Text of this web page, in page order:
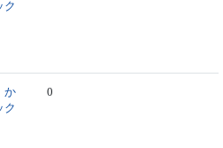
ク
か
ク
0